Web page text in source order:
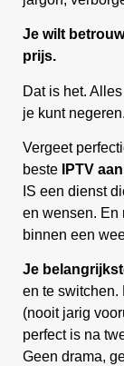
Je wilt
prijs.
Dat is het.
je kunt negeren.
Vergeet
beste
IPTV
IS een dienst
en wensen. En
binnen een
Je
en te switchen.
(nooit jarig
perfect is na
Geen drama,